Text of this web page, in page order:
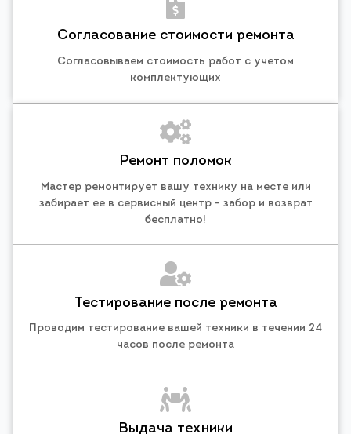
Согласование стоимости ремонта
Согласовываем стоимость работ с учетом
комплектующих
Ремонт поломок
Мастер ремонтирует вашу технику на месте или
забирает ее в сервисный центр - забор и возврат
бесплатно!
Тестирование после ремонта
Проводим тестирование вашей техники в течении 24
часов после ремонта
Выдача техники